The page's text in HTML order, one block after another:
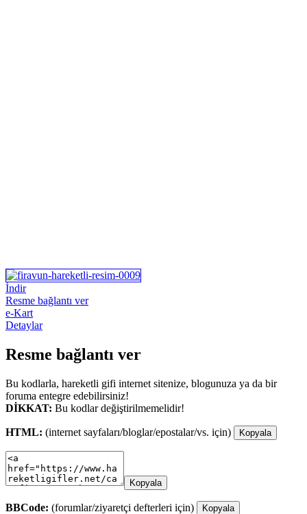
İndir
Resme bağlantı ver
e-Kart
Detaylar
Resme bağlantı ver
Bu kodlarla, hareketli gifi internet sitenize, blogunuza ya da bir
foruma entegre edebilirsiniz!
DİKKAT: Bu kodlar değiştirilmemelidir!
HTML: (internet sayfaları/bloglar/epostalar/vs. için) Kopyala
Kopyala
BBCode: (forumlar/ziyaretçi defterleri için) Kopyala